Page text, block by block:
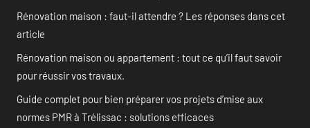
Rénovation maison : faut-il attendre ? Les réponses dans cet
article
Rénovation maison ou appartement : tout ce qu’il faut savoir
pour réussir vos travaux.
Guide complet pour bien préparer vos projets d’mise aux
normes PMR à Trélissac : solutions efficaces